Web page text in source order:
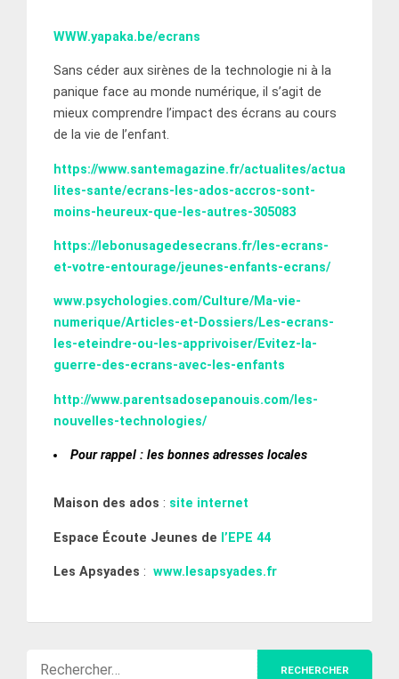
WWW.yapaka.be/ecrans
Sans céder aux sirènes de la technologie ni à la
panique face au monde numérique, il s’agit de
mieux comprendre l’impact des écrans au cours
de la vie de l’enfant.
https://www.santemagazine.fr/actualites/actua
lites-sante/ecrans-les-ados-accros-sont-
moins-heureux-que-les-autres-305083
https://lebonusagedesecrans.fr/les-ecrans-
et-votre-entourage/jeunes-enfants-ecrans/
www.psychologies.com/Culture/Ma-vie-
numerique/Articles-et-Dossiers/Les-ecrans-
les-eteindre-ou-les-apprivoiser/Evitez-la-
guerre-des-ecrans-avec-les-enfants
http://www.parentsadosepanouis.com/les-
nouvelles-technologies/
Pour rappel : les bonnes adresses locales
Maison des ados : site internet
Espace Écoute Jeunes de l’EPE 44
Les Apsyades : www.lesapsyades.fr